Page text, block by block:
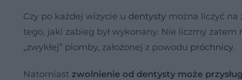
Czy po każdej wizycie u dentysty można liczyć na
tego, jaki zabieg był wykonany. Nie liczmy
„zwykłej” plomby, założonej z powodu próchnicy.
Natomiast zwolnienie od dentysty może